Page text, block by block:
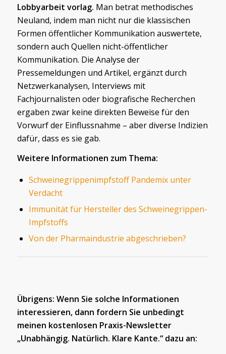
Lobbyarbeit vorlag. Man betrat methodisches
Neuland, indem man nicht nur die klassischen
Formen öffentlicher Kommunikation auswertete,
sondern auch Quellen nicht-öffentlicher
Kommunikation. Die Analyse der
Pressemeldungen und Artikel, ergänzt durch
Netzwerkanalysen, Interviews mit
Fachjournalisten oder biografische Recherchen
ergaben zwar keine direkten Beweise für den
Vorwurf der Einflussnahme – aber diverse Indizien
dafür, dass es sie gab.
Weitere Informationen zum Thema:
Schweinegrippenimpfstoff Pandemix unter
Verdacht
Immunität für Hersteller des Schweinegrippen-
Impfstoffs
Von der Pharmaindustrie abgeschrieben?
Übrigens: Wenn Sie solche Informationen
interessieren, dann fordern Sie unbedingt
meinen kostenlosen Praxis-Newsletter
„Unabhängig. Natürlich. Klare Kante.“ dazu an: